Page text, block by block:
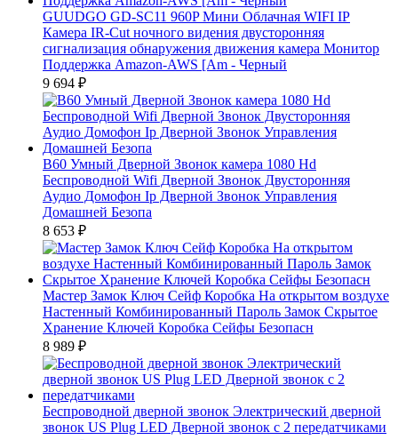
GUUDGO GD-SC11 960P Мини Облачная WIFI IP
Камера IR-Cut ночного видения двусторонняя
сигнализация обнаружения движения камера Монитор
Поддержка Amazon-AWS [Am - Черный
9 694 ₽
B60 Умный Дверной Звонок камера 1080 Hd
Беспроводной Wifi Дверной Звонок Двусторонняя
Аудио Домофон Ip Дверной Звонок Управления
Домашней Безопа
8 653 ₽
Мастер Замок Ключ Сейф Коробка На открытом воздухе
Настенный Комбинированный Пароль Замок Скрытое
Хранение Ключей Коробка Сейфы Безопасн
8 989 ₽
Беспроводной дверной звонок Электрический дверной
звонок US Plug LED Дверной звонок с 2 передатчиками